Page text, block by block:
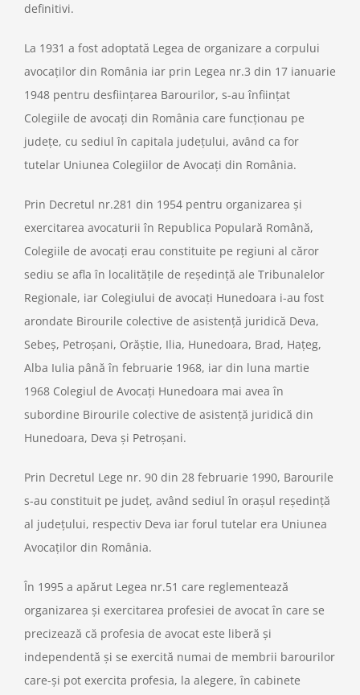
definitivi.
La 1931 a fost adoptată Legea de organizare a corpului
avocaţilor din România iar prin Legea nr.3 din 17 ianuarie
1948 pentru desfiinţarea Barourilor, s-au înfiinţat
Colegiile de avocaţi din România care funcţionau pe
judeţe, cu sediul în capitala judeţului, având ca for
tutelar Uniunea Colegiilor de Avocaţi din România.
Prin Decretul nr.281 din 1954 pentru organizarea şi
exercitarea avocaturii în Republica Populară Română,
Colegiile de avocaţi erau constituite pe regiuni al căror
sediu se afla în localităţile de reşedinţă ale Tribunalelor
Regionale, iar Colegiului de avocaţi Hunedoara i-au fost
arondate Birourile colective de asistenţă juridică Deva,
Sebeş, Petroşani, Orăştie, Ilia, Hunedoara, Brad, Haţeg,
Alba Iulia până în februarie 1968, iar din luna martie
1968 Colegiul de Avocaţi Hunedoara mai avea în
subordine Birourile colective de asistenţă juridică din
Hunedoara, Deva şi Petroşani.
Prin Decretul Lege nr. 90 din 28 februarie 1990, Barourile
s-au constituit pe judeţ, având sediul în oraşul reşedinţă
al judeţului, respectiv Deva iar forul tutelar era Uniunea
Avocaţilor din România.
În 1995 a apărut Legea nr.51 care reglementează
organizarea şi exercitarea profesiei de avocat în care se
precizează că profesia de avocat este liberă şi
independentă şi se exercită numai de membrii barourilor
care-şi pot exercita profesia, la alegere, în cabinete